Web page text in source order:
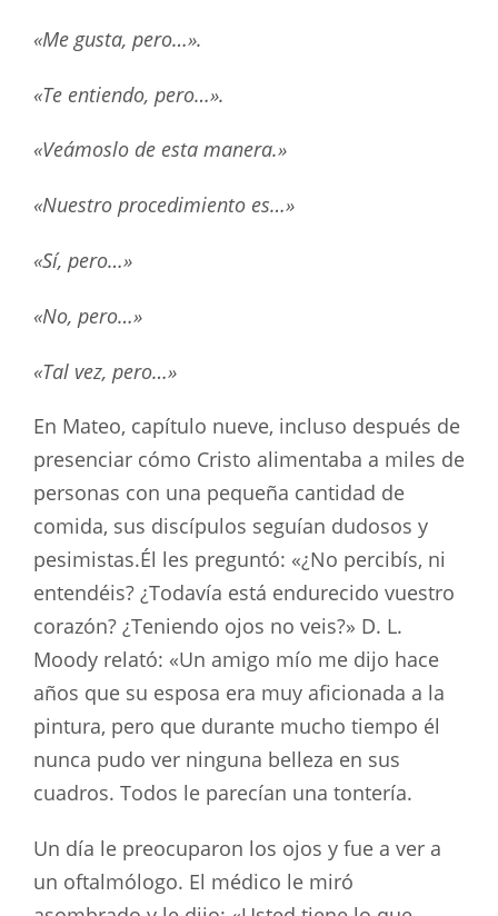
«Me gusta, pero…».
«Te entiendo, pero…».
«Veámoslo de esta manera.»
«Nuestro procedimiento es…»
«Sí, pero…»
«No, pero…»
«Tal vez, pero…»
En Mateo, capítulo nueve, incluso después de
presenciar cómo Cristo alimentaba a miles de
personas con una pequeña cantidad de
comida, sus discípulos seguían dudosos y
pesimistas.Él les preguntó: «¿No percibís, ni
entendéis? ¿Todavía está endurecido vuestro
corazón? ¿Teniendo ojos no veis?» D. L.
Moody relató: «Un amigo mío me dijo hace
años que su esposa era muy aficionada a la
pintura, pero que durante mucho tiempo él
nunca pudo ver ninguna belleza en sus
cuadros. Todos le parecían una tontería.
Un día le preocuparon los ojos y fue a ver a
un oftalmólogo. El médico le miró